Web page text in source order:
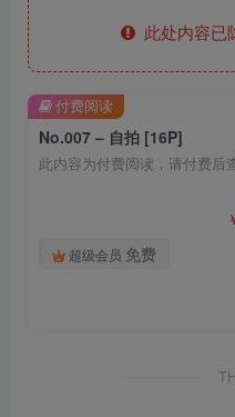
此处内容已
No.007 – 自拍 [16P]
此内容为付费阅读，请付费后
超级会员 免费
付费阅读